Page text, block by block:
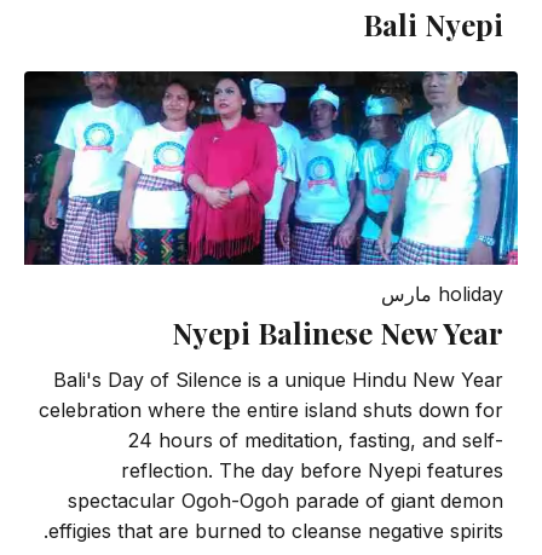
Bali Nyepi
holiday مارس
Nyepi Balinese New Year
Bali's Day of Silence is a unique Hindu New Year
celebration where the entire island shuts down for
24 hours of meditation, fasting, and self-
reflection. The day before Nyepi features
spectacular Ogoh-Ogoh parade of giant demon
effigies that are burned to cleanse negative spirits.